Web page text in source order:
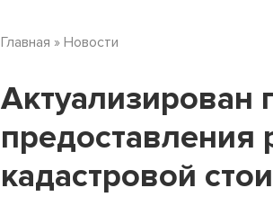
Главная » Новости
Актуализирован
предоставления
кадастровой